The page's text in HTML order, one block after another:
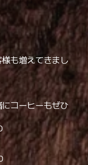
も増えてきまし
コーヒーもぜひ️️